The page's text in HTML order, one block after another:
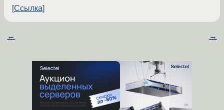
Ссылка
← →